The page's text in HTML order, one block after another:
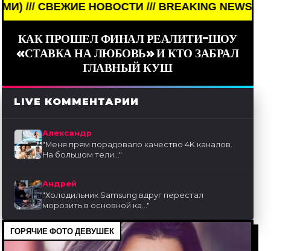
НОВОСТИ /// BREAKING NEWS /// НОВОСТИ (СМИ)
КАК ПРОШЕЛ ФИНАЛ РЕАЛИТИ-ШОУ
«СТАВКА НА ЛЮБОВЬ» И КТО ЗАБРАЛ
ГЛАВНЫЙ КУШ
LIVE КОММЕНТАРИИ
Александр
"Меня прям порадовало качество 4K каналов.
На большом тели..."
Андрей
"Холодильник Samsung вдруг перестал
морозить в основной ка..."
ГОРЯЧИЕ ФОТО ДЕВУШЕК